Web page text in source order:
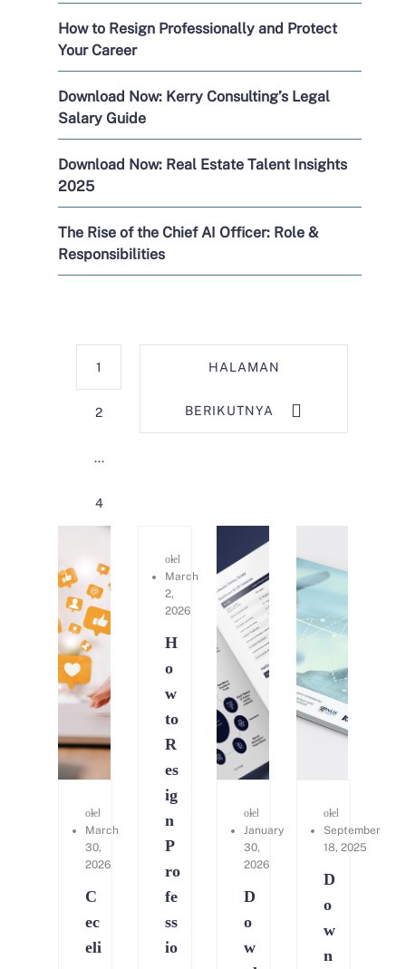
How to Resign Professionally and Protect
Your Career
Download Now: Kerry Consulting’s Legal
Salary Guide
Download Now: Real Estate Talent Insights
2025
The Rise of the Chief AI Officer: Role &
Responsibilities
HALAMAN
BERIKUTNYA
1
2
...
4
oleh
March
30,
2026
C
ec
eli
oleh
Kerry Consulting
March
2,
2026
H
o
w
to
R
es
ig
n
P
ro
fe
ss
io
oleh
January
30,
2026
D
o
w
oleh
September
18, 2025
D
o
w
n